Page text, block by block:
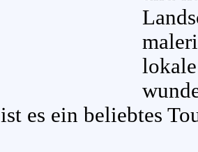
es ein beliebtes